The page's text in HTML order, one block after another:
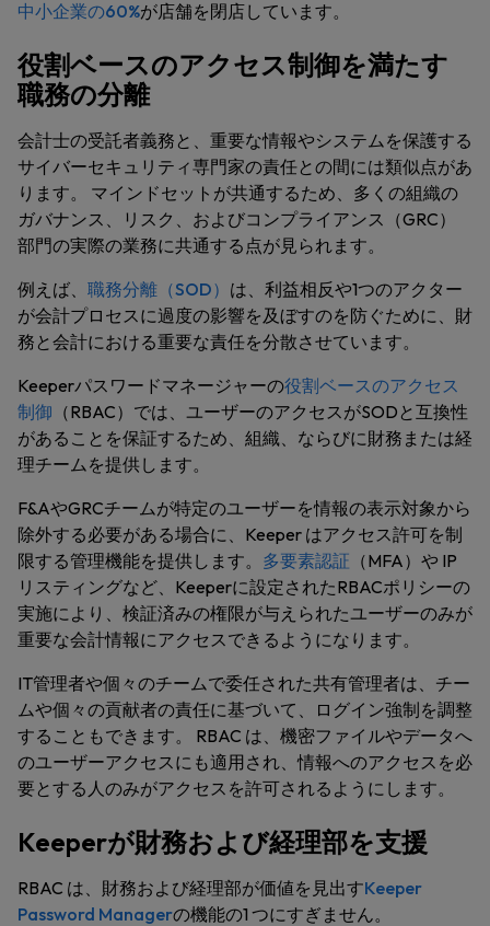
中小企業の60%が店舗を閉店しています。
役割ベースのアクセス制御を満たす
職務の分離
会計士の受託者義務と、重要な情報やシステムを保護する
サイバーセキュリティ専門家の責任との間には類似点があ
ります。 マインドセットが共通するため、多くの組織の
ガバナンス、リスク、およびコンプライアンス（GRC）
部門の実際の業務に共通する点が見られます。
例えば、 職務分離（SOD） は、利益相反や1つのアクター
が会計プロセスに過度の影響を及ぼすのを防ぐために、財
務と会計における重要な責任を分散させています。
Keeperパスワードマネージャーの役割ベースのアクセス
制御 （RBAC）では、ユーザーのアクセスがSODと互換性
があることを保証するため、組織、ならびに財務または経
理チームを提供します。
F&AやGRCチームが特定のユーザーを情報の表示対象から
除外する必要がある場合に、Keeper はアクセス許可を制
限する管理機能を提供します。 多要素認証 （MFA）や IP
リスティングなど、Keeperに設定されたRBACポリシーの
実施により、検証済みの権限が与えられたユーザーのみが
重要な会計情報にアクセスできるようになります。
IT管理者や個々のチームで委任された共有管理者は、チー
ムや個々の貢献者の責任に基づいて、ログイン強制を調整
することもできます。 RBAC は、機密ファイルやデータへ
のユーザーアクセスにも適用され、情報へのアクセスを必
要とする人のみがアクセスを許可されるようにします。
Keeperが財務および経理部を支援
RBAC は、財務および経理部が価値を見出すKeeper
Password Managerの機能の1 つにすぎません。